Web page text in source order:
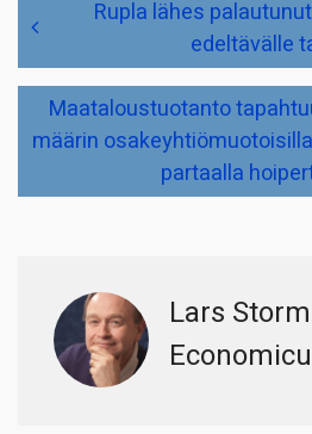
selaus
Rupla lähes
edeltävälle
Maataloustuotanto
määrin
partaalla
Lars